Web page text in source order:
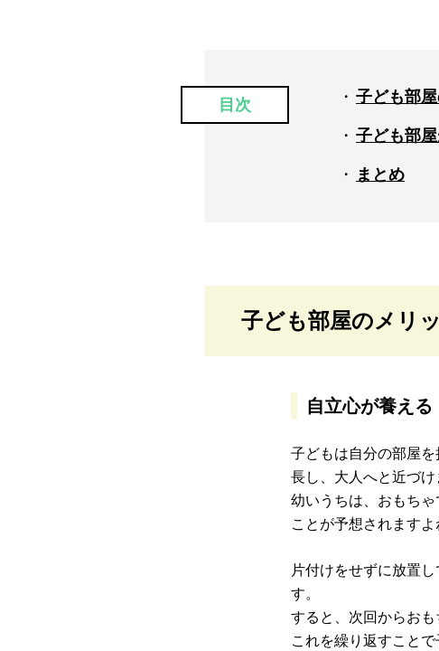
目次 子ども部
子ども部
まとめ
子ども部屋のメリ
自立心が養える
子どもは自分の部屋
長し、大人へと近づけ
幼いうちは、おもち
ことが予想されますよ
片付けをせずに放置
す。
すると、次回からおも
これを繰り返すこと